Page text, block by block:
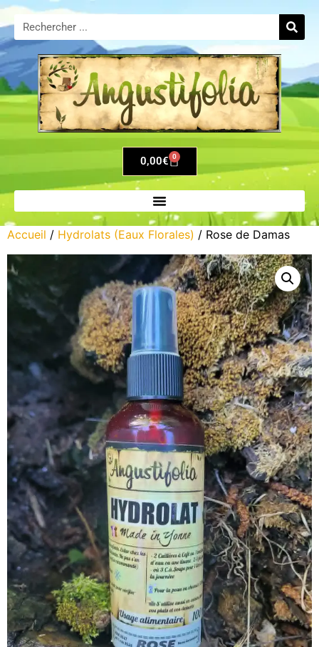
0,00€ 0
Accueil / Hydrolats (Eaux Florales) / Rose de Damas